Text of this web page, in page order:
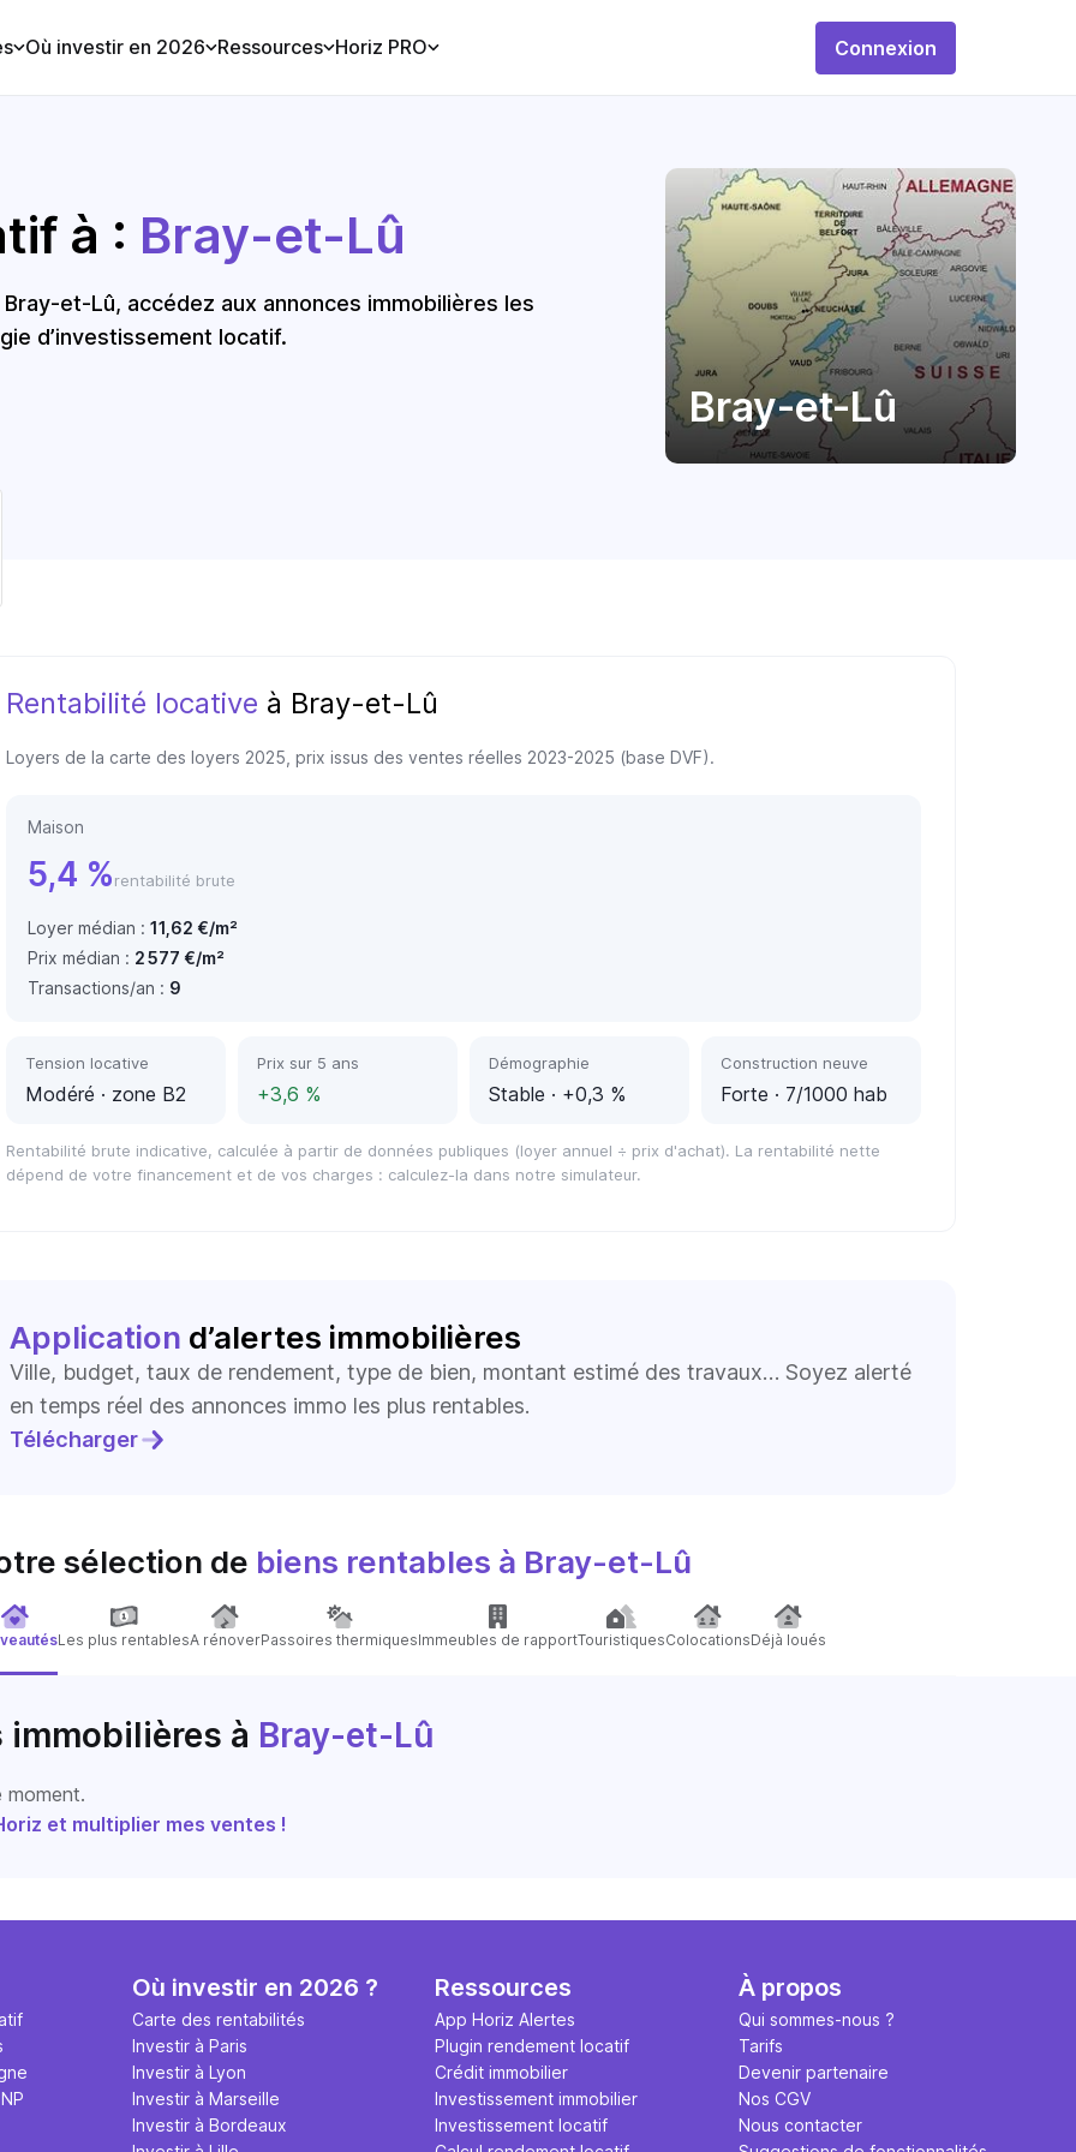
Où investir en 2026 Ressources Horiz PRO Connexion
à : Bray-et-Lû
et-Lû, accédez aux annonces immobilières les
d’investissement locatif.
Bray-et-Lû
Rentabilité locative à Bray-et-Lû
Loyers de la carte des loyers 2025, prix issus des ventes réelles 2023-2025 (base DVF).
Maison
5,4 %rentabilité brute
Loyer médian : 11,62 €/m²
Prix médian : 2 577 €/m²
Transactions/an : 9
Tension locative
Modéré · zone B2
Prix sur 5 ans
+3,6 %
Démographie
Stable · +0,3 %
Construction neuve
Forte · 7/1000 hab
Rentabilité brute indicative, calculée à partir de données publiques (loyer annuel ÷ prix d'achat). La rentabilité nette
dépend de votre financement et de vos charges : calculez-la dans notre simulateur.
Application d’alertes immobilières
Ville, budget, taux de rendement, type de bien, montant estimé des travaux… Soyez alerté
en temps réel des annonces immo les plus rentables.
Télécharger
sélection de biens rentables à Bray-et-Lû
Les plus rentablesA rénoverPassoires thermiquesImmeubles de rapportTouristiquesColocationsDéjà loués
immobilières à Bray-et-Lû
moment.
et multiplier mes ventes !
Où investir en 2026 ?
Carte des rentabilités
Investir à Paris
Investir à Lyon
Investir à Marseille
Investir à Bordeaux
Ressources
App Horiz Alertes
Plugin rendement locatif
Crédit immobilier
Investissement immobilier
Investissement locatif
À propos
Qui sommes-nous ?
Tarifs
Devenir partenaire
Nos CGV
Nous contacter